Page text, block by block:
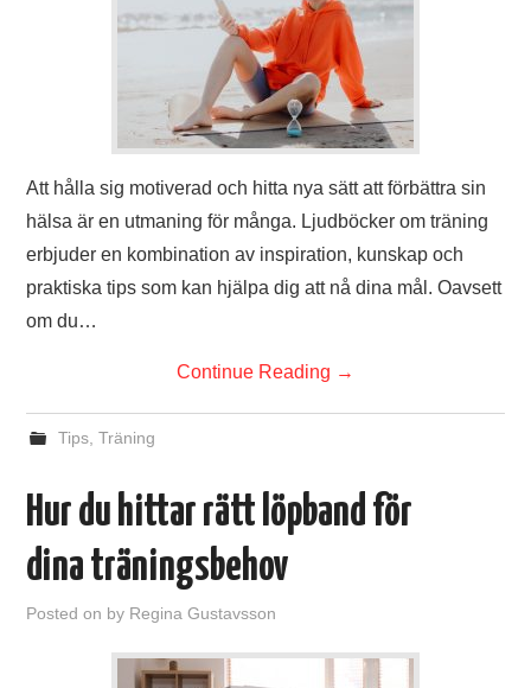
Att hålla sig motiverad och hitta nya sätt att förbättra sin
hälsa är en utmaning för många. Ljudböcker om träning
erbjuder en kombination av inspiration, kunskap och
praktiska tips som kan hjälpa dig att nå dina mål. Oavsett
om du…
Continue Reading →
Tips, Träning
Hur du hittar rätt löpband för
dina träningsbehov
Posted on by Regina Gustavsson